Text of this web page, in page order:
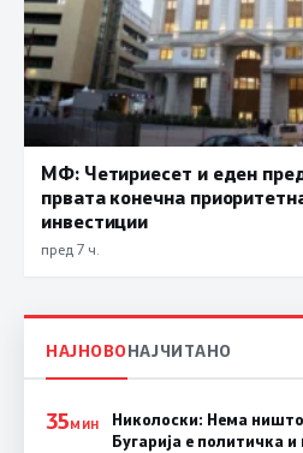
МФ: Четириесет и еден
првата конечна
инвестиции
пред 7 ч.
НАЈНОВОНАЈЧИТАНО
35МИН
Николоски: Нема
Бугарија е политичка